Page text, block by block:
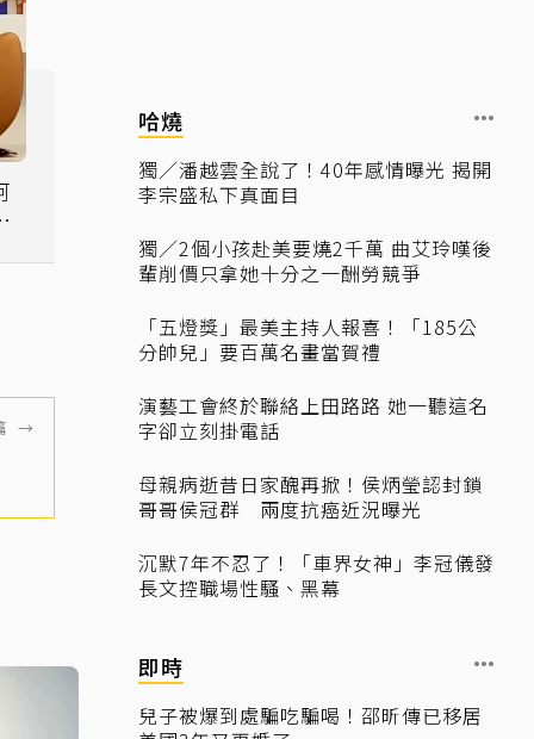
→
哈燒
獨／潘越雲全說了！40年感情曝光 揭開
李宗盛私下真面目
獨／2個小孩赴美要燒2千萬 曲艾玲嘆後
輩削價只拿她十分之一酬勞競爭
「五燈獎」最美主持人報喜！「185公
分帥兒」要百萬名畫當賀禮
演藝工會終於聯絡上田路路 她一聽這名
字卻立刻掛電話
母親病逝昔日家醜再掀！侯炳瑩認封鎖
哥哥侯冠群 兩度抗癌近況曝光
沉默7年不忍了！「車界女神」李冠儀發
長文控職場性騷、黑幕
即時
兒子被爆到處騙吃騙喝！邵昕傳已移居